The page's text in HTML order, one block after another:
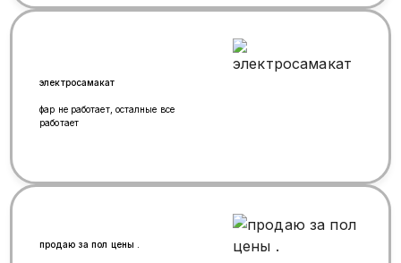
электросамакат
фар не работает, осталные все
работает
продаю за пол цены .